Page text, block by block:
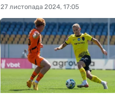
27 листопада 2024, 17:05